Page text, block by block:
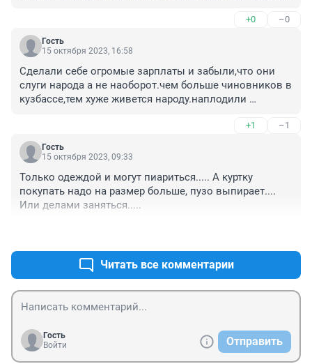
контролирующих органов не происходит. Как строили
некачественное жилье так и будут строить. Как
ремонтировали некачественно дороги, так и будут
ходят. Проблем у населения не убавляется.
+0 –0
Гость
15 октября 2023, 16:58
Сделали себе огромые зарплаты и забыли,что они
слуги народа а не наоборот.чем больше чиновников в
кузбассе,тем хуже живется народу.наплодили
+1 –1
Гость
15 октября 2023, 09:33
Только одеждой и могут пиариться..... А куртку
покупать надо на размер больше, пузо выпирает....
Или делами заняться.....
Читать все комментарии
Гость
Войти
Отправить